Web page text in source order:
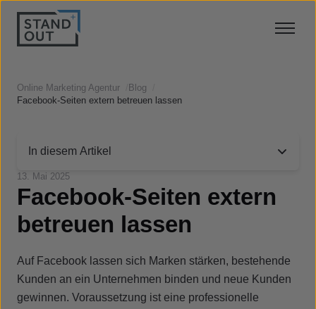
Online Marketing Agentur Blog
Facebook-Seiten extern betreuen lassen
In diesem Artikel
13. Mai 2025
Facebook-Seiten extern
betreuen lassen
Auf Facebook lassen sich Marken stärken, bestehende
Kunden an ein Unternehmen binden und neue Kunden
gewinnen. Voraussetzung ist eine professionelle